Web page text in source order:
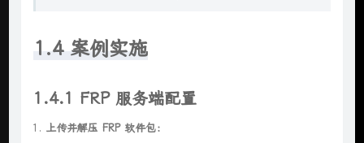
1.4 案例实施
1.4.1 FRP 服务端配置
上传并解压 FRP 软件包：